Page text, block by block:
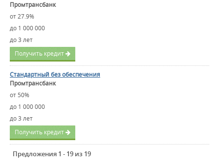
Промтрансбанк
от 27.9%
до 1 000 000
до 3 лет
Получить кредит
Стандартный без обеспечения
Промтрансбанк
от 50%
до 1 000 000
до 3 лет
Получить кредит
Предложения 1 - 19 из 19